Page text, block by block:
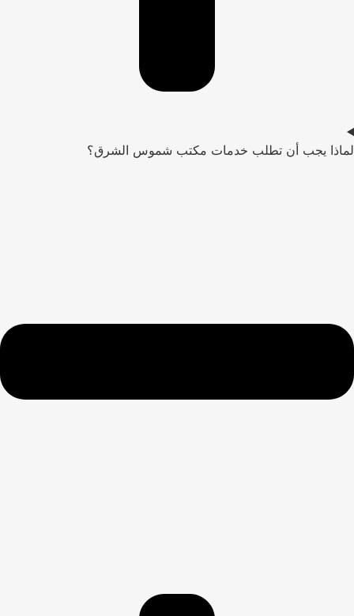
لماذا يجب أن تطلب خدمات مكتب شموس الشرق؟